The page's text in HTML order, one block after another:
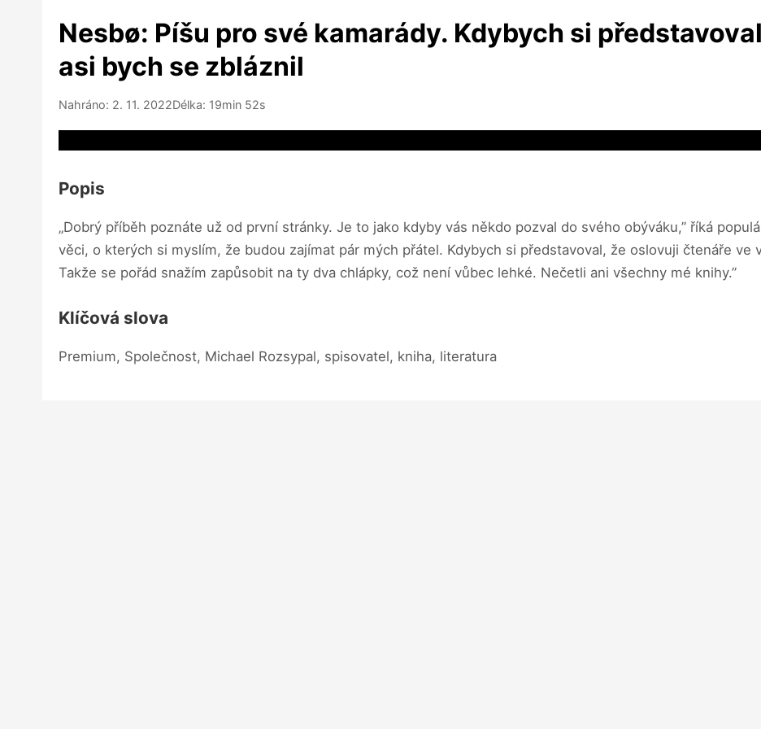
Nesbø: Píšu pro své kamarády. Kdybych si
asi bych se zbláznil
Nahráno: 2. 11. 2022Délka: 19min 52s
Popis
„Dobrý příběh poznáte už od první stránky. Je to jako kdyby vás někdo pozval do svého obýváku,” říká
věci, o kterých si myslím, že budou zajímat pár mých přátel. Kdybych si představoval, že oslovuji čtenáře ve
Takže se pořád snažím zapůsobit na ty dva chlápky, což není vůbec lehké. Nečetli ani všechny mé knihy.”
Klíčová slova
Premium, Společnost, Michael Rozsypal, spisovatel, kniha, literatura